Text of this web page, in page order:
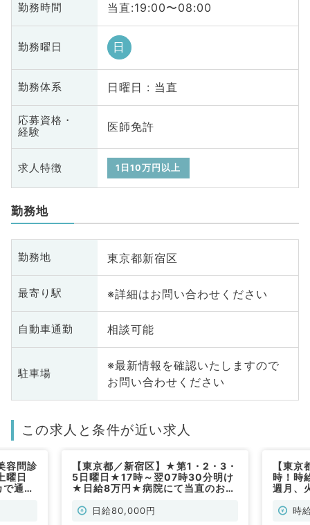
勤務時間 当直:19:00〜08:00
勤務曜日 日
勤務体系 日曜日 : 当直
応募資格・
経験
医師免許
求人特徴 1日10万円以上
勤務地
勤務地 東京都新宿区
最寄り駅 ※詳細はお問い合わせください
自動車通勤 相談可能
駐車場
※最新情報を確認いたしますので
お問い合わせください
この求人と条件が近い求人
容問診
曜日
通勤
【東京都／新宿区】★第1・2・3・
5日曜日★17時～翌07時30分明け
★日給8万円★病院にて当直のお仕
日給80,000円
【東
時！時
週月、
にお時